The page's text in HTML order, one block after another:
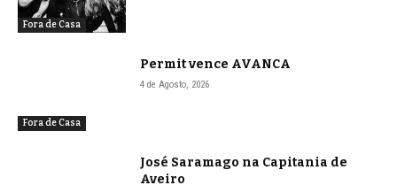
Fora de Casa
Fora de Casa
Permit vence AVANCA
4 de Agosto, 2026
José Saramago na Capitania de
Aveiro